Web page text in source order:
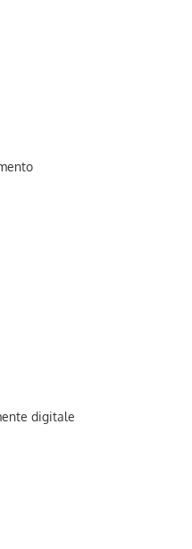
digitale